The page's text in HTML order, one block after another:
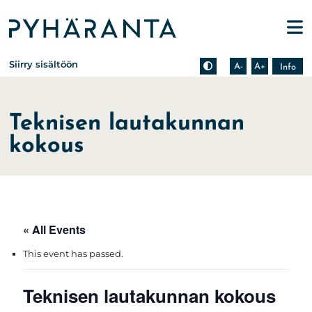
Etusivu
Siirry sisältöön A-
Pienennä tekstin kokoa
A+
Suurenna tekstin kokoa
Info
Tietoa zoomauksesta
Teknisen lautakunnan
kokous
« All Events
This event has passed.
Teknisen lautakunnan kokous